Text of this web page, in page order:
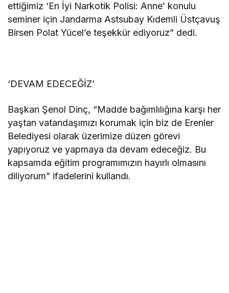
ettiğimiz ‘En İyi Narkotik Polisi: Anne’ konulu
seminer için Jandarma Astsubay Kıdemli Üstçavuş
Birsen Polat Yücel’e teşekkür ediyoruz” dedi.
‘DEVAM EDECEĞİZ’
Başkan Şenol Dinç, “Madde bağımlılığına karşı her
yaştan vatandaşımızı korumak için biz de Erenler
Belediyesi olarak üzerimize düzen görevi
yapıyoruz ve yapmaya da devam edeceğiz. Bu
kapsamda eğitim programımızın hayırlı olmasını
diliyorum” ifadelerini kullandı.